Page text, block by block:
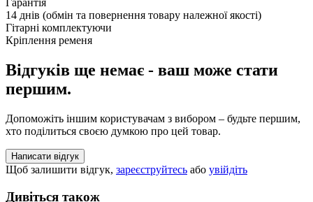
Гарантія
14 днів (обмін та повернення товару належної якості)
Гітарні комплектуючи
Кріплення ременя
Відгуків ще немає - ваш може стати
першим.
Допоможіть іншим користувачам з вибором – будьте першим,
хто поділиться своєю думкою про цей товар.
Написати відгук
Щоб залишити відгук, зареєструйтесь або увійдіть
Дивіться також